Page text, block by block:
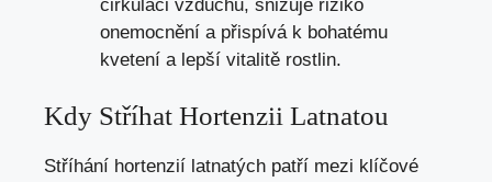
cirkulaci vzduchu, snižuje riziko
onemocnění a přispívá k bohatému
kvetení a lepší vitalitě rostlin.
Kdy Stříhat Hortenzii Latnatou
Stříhání hortenzií latnatých patří mezi klíčové